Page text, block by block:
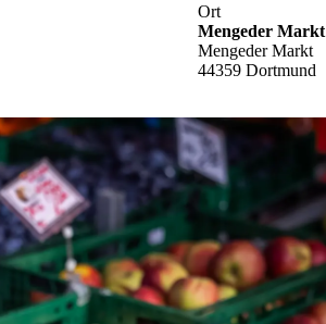
Ort
Mengeder Markt
Mengeder Markt
44359 Dortmund